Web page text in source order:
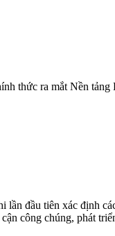
thức ra mắt Nền
đầu tiên xác định
công chúng, phát